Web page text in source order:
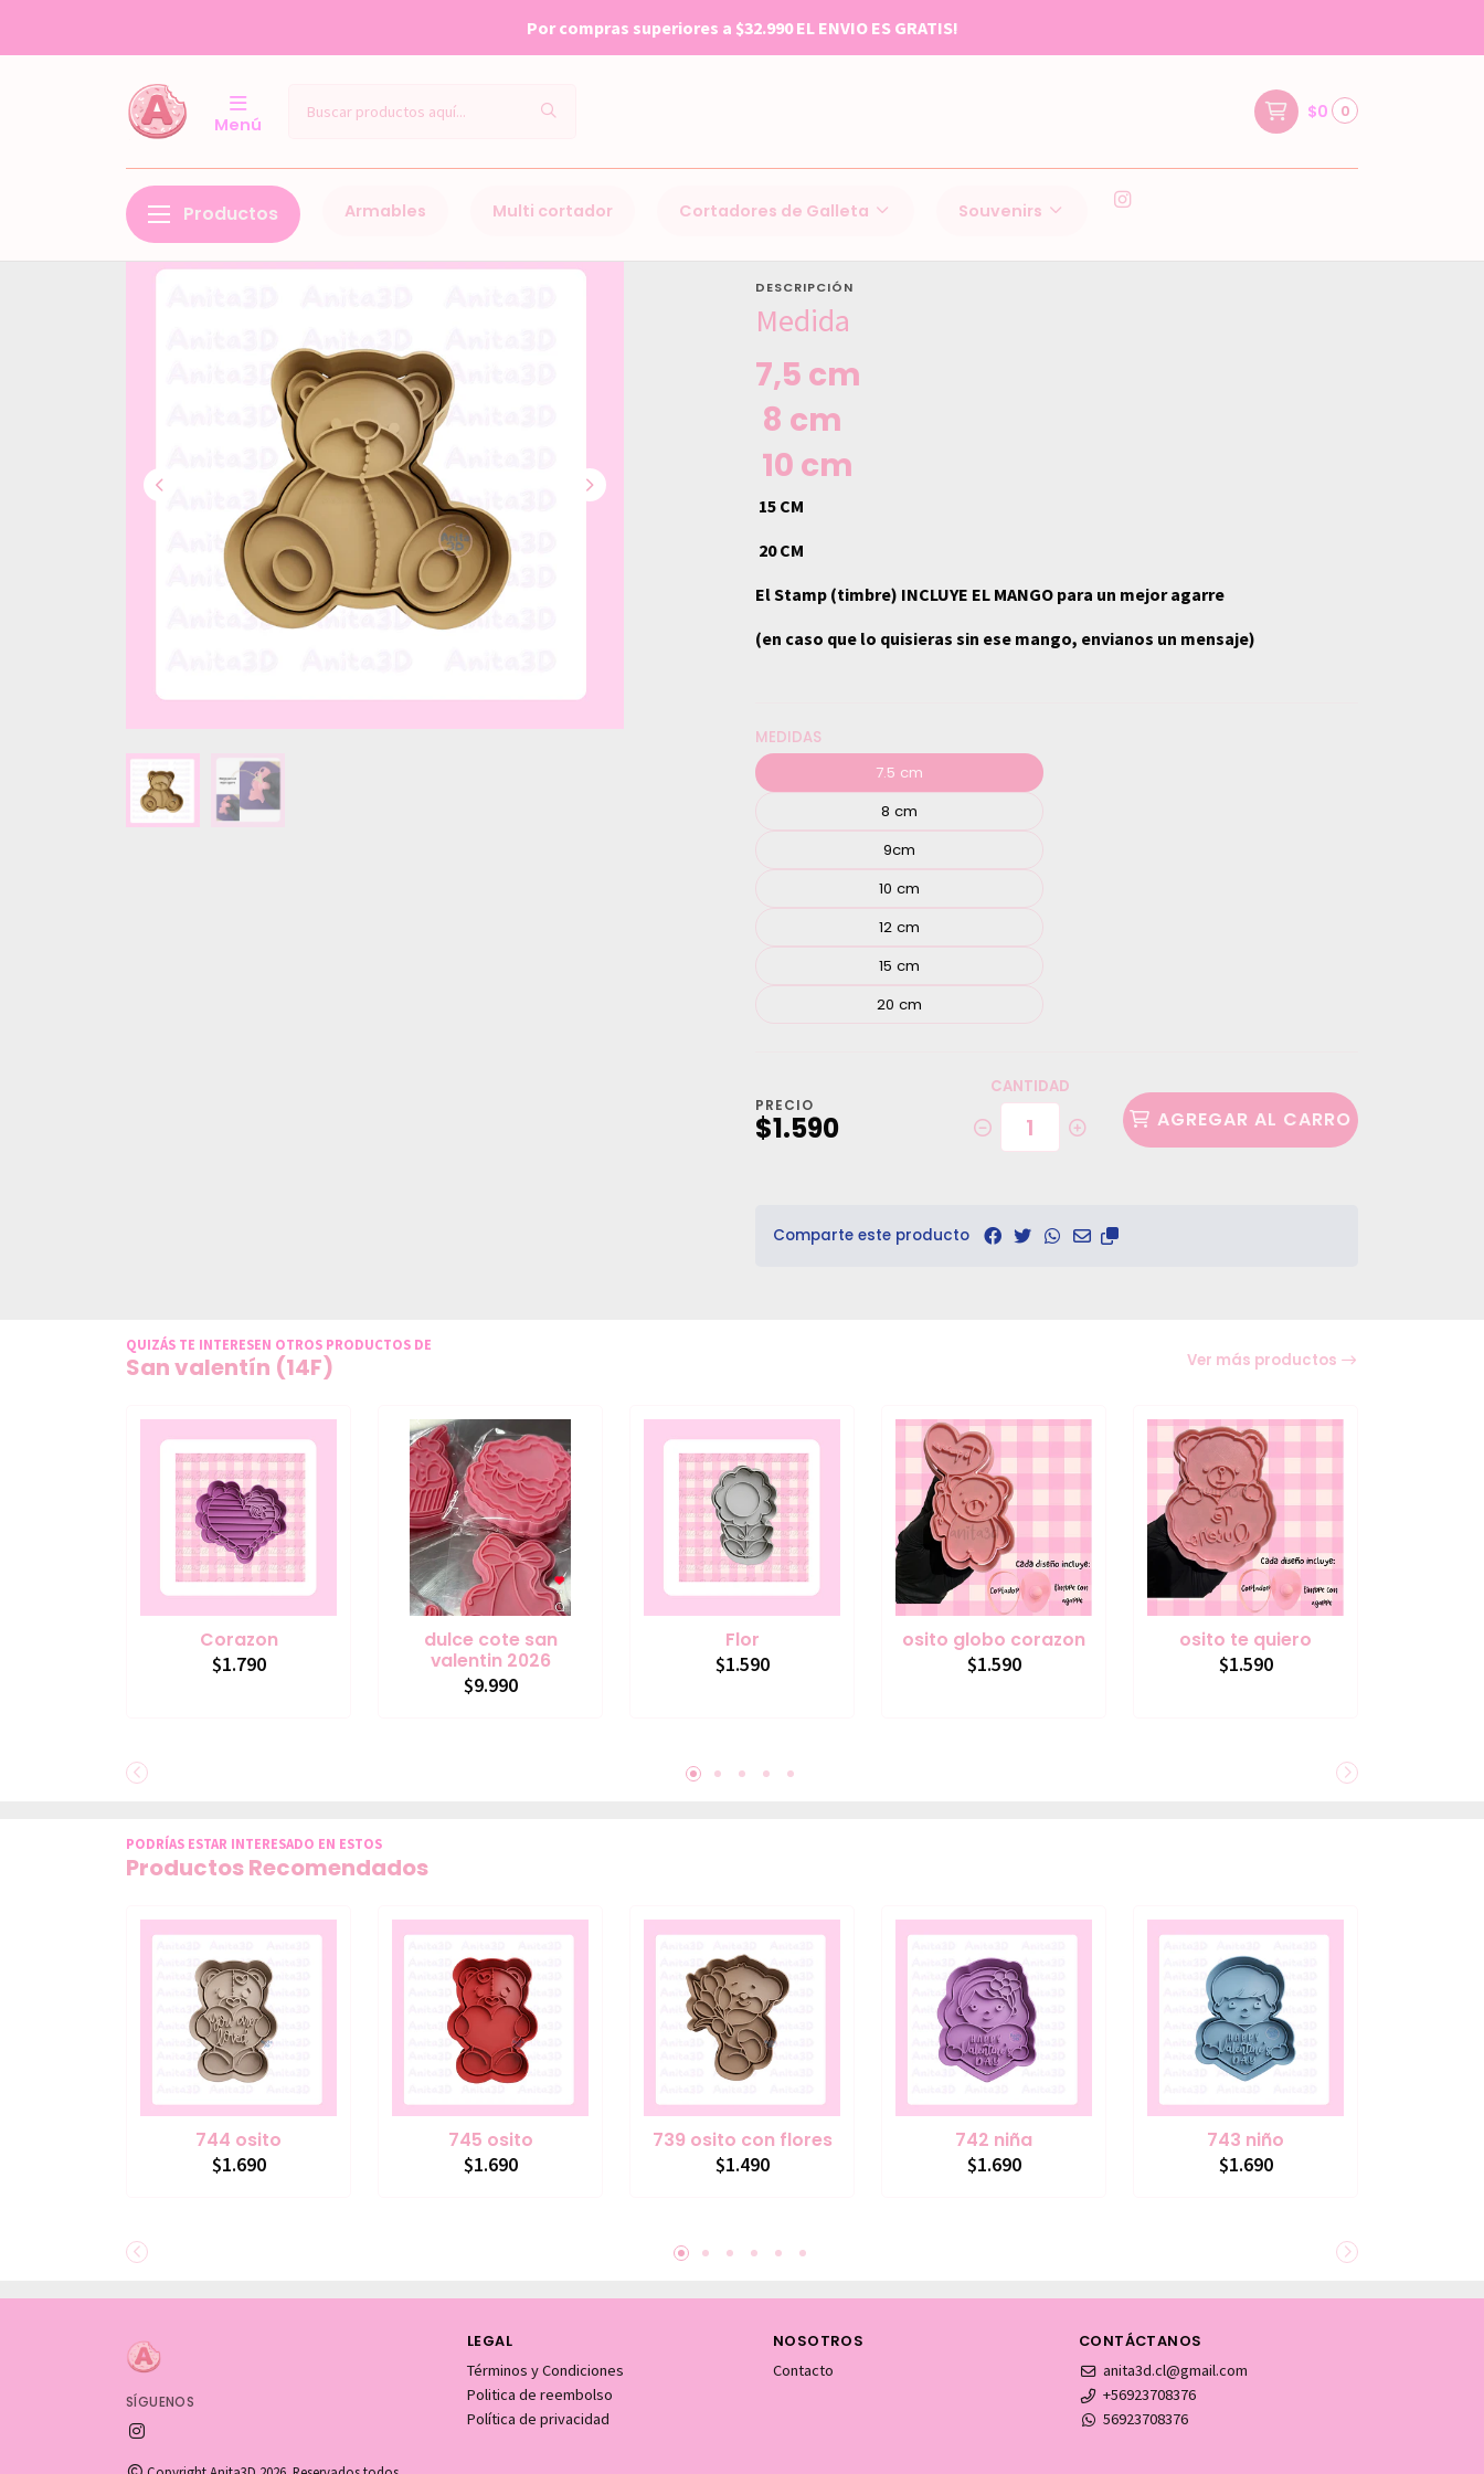
Menú
$0 0
Productos Armables Multi cortador Cortadores de Galleta Souvenirs
Por compras superiores a $32.990 EL ENVIO ES GRATIS!
DESCRIPCIÓN
Medida
7,5 cm
8 cm
10 cm
15 CM
20 CM
El Stamp (timbre) INCLUYE EL MANGO para un mejor agarre
(en caso que lo quisieras sin ese mango, envianos un mensaje)
MEDIDAS
7.5 cm
8 cm
9cm
10 cm
12 cm
15 cm
20 cm
PRECIO
$1.590
CANTIDAD
AGREGAR AL CARRO
Comparte este producto
QUIZÁS TE INTERESEN OTROS PRODUCTOS DE
San valentín (14F) Ver más productos
Corazon
$1.790
dulce cote san
valentin 2026
$9.990
Flor
$1.590
osito globo corazon
$1.590
osito te quiero
$1.590
PODRÍAS ESTAR INTERESADO EN ESTOS
Productos Recomendados
744 osito
$1.690
745 osito
$1.690
739 osito con flores
$1.490
742 niña
$1.690
743 niño
$1.690
SÍGUENOS
LEGAL
Términos y Condiciones
Politica de reembolso
Política de privacidad
NOSOTROS
Contacto
CONTÁCTANOS
anita3d.cl@gmail.com
+56923708376
56923708376